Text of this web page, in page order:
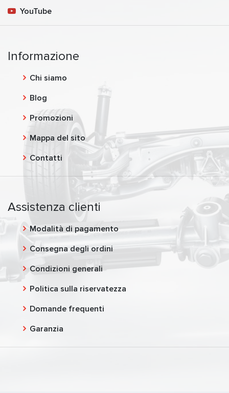
YouTube
Informazione
Chi siamo
Blog
Promozioni
Mappa del sito
Contatti
Assistenza clienti
Modalità di pagamento
Consegna degli ordini
Condizioni generali
Politica sulla riservatezza
Domande frequenti
Garanzia